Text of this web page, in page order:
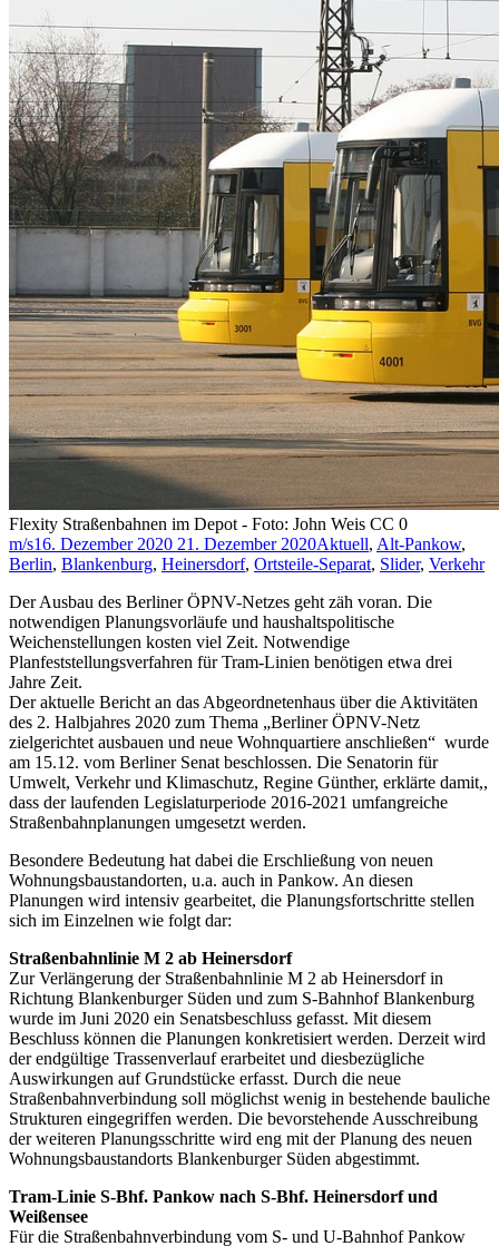
Flexity Straßenbahnen im Depot - Foto: John Weis CC 0
m/s16. Dezember 2020 21. Dezember 2020Aktuell, Alt-Pankow,
Berlin, Blankenburg, Heinersdorf, Ortsteile-Separat, Slider, Verkehr
Der Ausbau des Berliner ÖPNV-Netzes geht zäh voran. Die
notwendigen Planungsvorläufe und haushaltspolitische
Weichenstellungen kosten viel Zeit. Notwendige
Planfeststellungsverfahren für Tram-Linien benötigen etwa drei
Jahre Zeit.
Der aktuelle Bericht an das Abgeordnetenhaus über die Aktivitäten
des 2. Halbjahres 2020 zum Thema „Berliner ÖPNV-Netz
zielgerichtet ausbauen und neue Wohnquartiere anschließen“ wurde
am 15.12. vom Berliner Senat beschlossen. Die Senatorin für
Umwelt, Verkehr und Klimaschutz, Regine Günther, erklärte damit,,
dass der laufenden Legislaturperiode 2016-2021 umfangreiche
Straßenbahnplanungen umgesetzt werden.
Besondere Bedeutung hat dabei die Erschließung von neuen
Wohnungsbaustandorten, u.a. auch in Pankow. An diesen
Planungen wird intensiv gearbeitet, die Planungsfortschritte stellen
sich im Einzelnen wie folgt dar:
Straßenbahnlinie M 2 ab Heinersdorf
Zur Verlängerung der Straßenbahnlinie M 2 ab Heinersdorf in
Richtung Blankenburger Süden und zum S-Bahnhof Blankenburg
wurde im Juni 2020 ein Senatsbeschluss gefasst. Mit diesem
Beschluss können die Planungen konkretisiert werden. Derzeit wird
der endgültige Trassenverlauf erarbeitet und diesbezügliche
Auswirkungen auf Grundstücke erfasst. Durch die neue
Straßenbahnverbindung soll möglichst wenig in bestehende bauliche
Strukturen eingegriffen werden. Die bevorstehende Ausschreibung
der weiteren Planungsschritte wird eng mit der Planung des neuen
Wohnungsbaustandorts Blankenburger Süden abgestimmt.
Tram-Linie S-Bhf. Pankow nach S-Bhf. Heinersdorf und
Weißensee
Für die Straßenbahnverbindung vom S- und U-Bahnhof Pankow